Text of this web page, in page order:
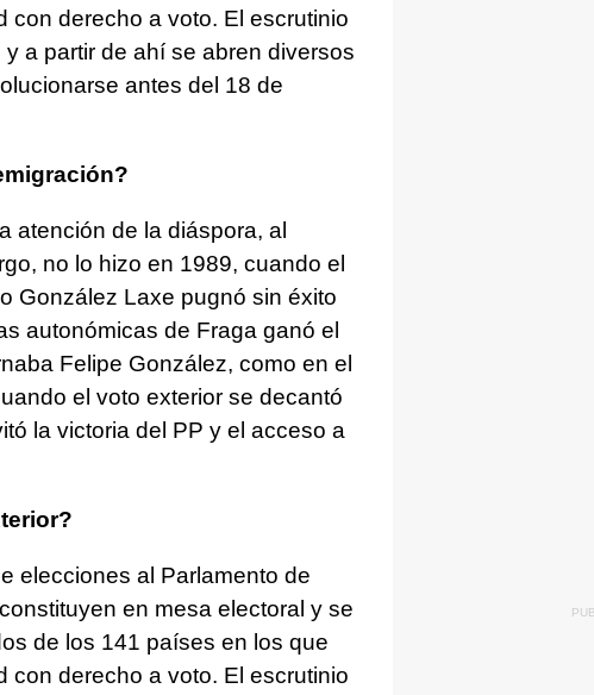
con derecho a voto. El escrutinio
a partir de ahí se abren diversos
antes del 18 de
atención de la diáspora, al
no lo hizo en 1989, cuando el
González Laxe pugnó sin éxito
autonómicas de Fraga ganó el
Felipe González, como en el
el voto exterior se decantó
la victoria del PP y el acceso a
elecciones al Parlamento de
en mesa electoral y se
de los 141 países en los que
con derecho a voto. El escrutinio